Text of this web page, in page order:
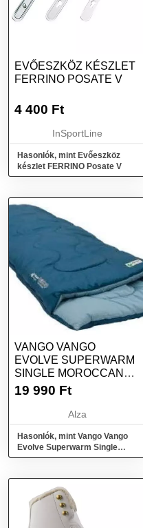
EVŐESZKÖZ KÉSZLET
FERRINO POSATE V
4 400 Ft
InSportLine
Hasonlók, mint Evőeszköz
készlet FERRINO Posate V
VANGO VANGO
EVOLVE SUPERWARM
SINGLE MOROCCAN
BLUE
19 990 Ft
Alza
Hasonlók, mint Vango Vango
Evolve Superwarm Single
Moroccan Blue